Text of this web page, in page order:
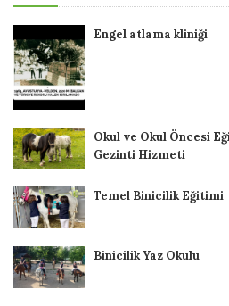
Engel atlama kliniği
Okul ve Okul Öncesi
Gezinti Hizmeti
Temel Binicilik Eğitimi
Binicilik Yaz Okulu